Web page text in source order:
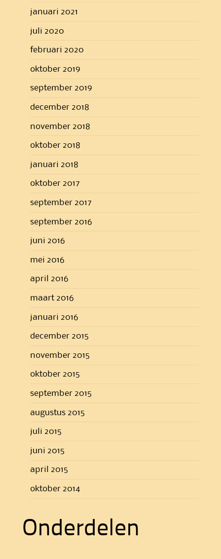
januari 2021
juli 2020
februari 2020
oktober 2019
september 2019
december 2018
november 2018
oktober 2018
januari 2018
oktober 2017
september 2017
september 2016
juni 2016
mei 2016
april 2016
maart 2016
januari 2016
december 2015
november 2015
oktober 2015
september 2015
augustus 2015
juli 2015
juni 2015
april 2015
oktober 2014
Onderdelen